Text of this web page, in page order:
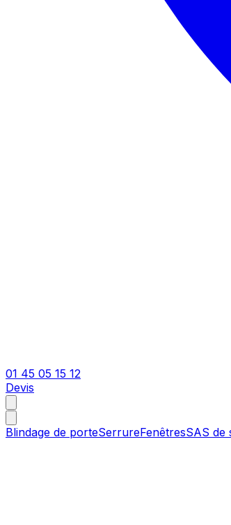
01 45 05 15 12
Devis
Blindage de porteSerrureFenêtresSAS de